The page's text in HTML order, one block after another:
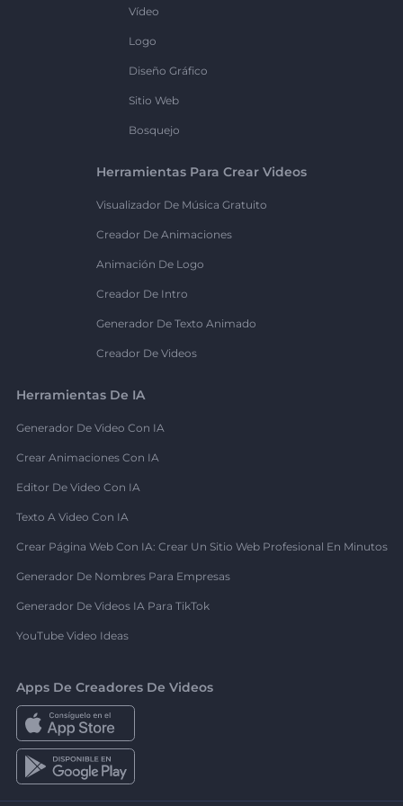
Vídeo
Logo
Diseño Gráfico
Sitio Web
Bosquejo
Herramientas Para Crear Videos
Visualizador De Música Gratuito
Creador De Animaciones
Animación De Logo
Creador De Intro
Generador De Texto Animado
Creador De Videos
Herramientas De IA
Generador De Video Con IA
Crear Animaciones Con IA
Editor De Video Con IA
Texto A Video Con IA
Crear Página Web Con IA: Crear Un Sitio Web Profesional En Minutos
Generador De Nombres Para Empresas
Generador De Videos IA Para TikTok
YouTube Video Ideas
Apps De Creadores De Videos